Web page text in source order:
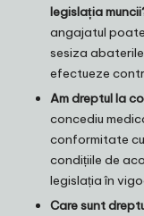
legislația
angajatul
sesiza
efectueze
Am dreptul la
concediu
conformitate cu
condițiile de
legislația în
Care sunt